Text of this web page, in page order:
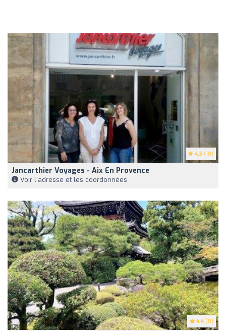
4.5 (18)
Jancarthier Voyages - Aix En Provence
Voir l'adresse et les coordonnées
4.4 (11)